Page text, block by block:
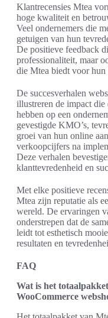
Klantrecensies Mtea
hoge kwaliteit en
Veel ondernemers die
getuigen van hun
De positieve feedback
professionaliteit, maar
die Mtea biedt voor hun
De succesverhalen
illustreren de impact
hebben op een
gevestigde KMO’s,
groei van hun online
verkoopcijfers na
Deze verhalen
klanttevredenheid en
Met elke positieve
Mtea zijn reputatie als
wereld. De ervaringen
onderstrepen dat de
leidt tot esthetisch
resultaten en
FAQ
Wat is het
WooCommerce